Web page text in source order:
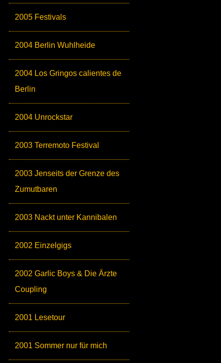
2005 Festivals
2004 Berlin Wuhlheide
2004 Los Gringos calientes de
Berlin
2004 Unrockstar
2003 Terremoto Festival
2003 Jenseits der Grenze des
Zumutbaren
2003 Nackt unter Kannibalen
2002 Einzelgigs
2002 Garlic Boys & Die Ärzte
Coupling
2001 Lesetour
2001 Sommer nur für mich